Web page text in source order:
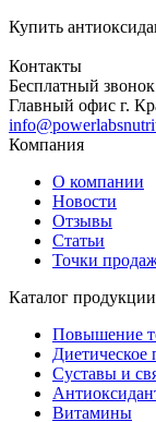
Купить
Контакты
Бесплатный звонок
Главный офис г.
Компания
О компании
Новости
Отзывы
Статьи
Точки
Каталог продукции
Повышение
Диетическое
Суставы и
Витамины